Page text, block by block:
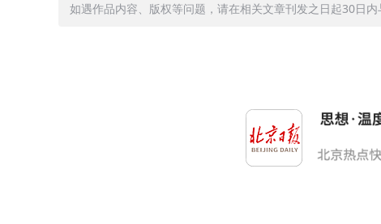
如遇作品内容、版权等问题，请在相关文章刊发之日起30日